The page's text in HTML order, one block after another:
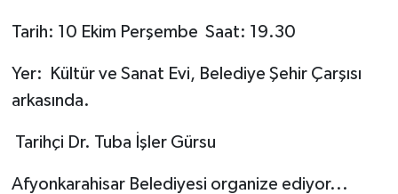
Tarih: 10 Ekim Perşembe Saat: 19.30
Yer: Kültür ve Sanat Evi, Belediye Şehir Çarşısı
arkasında.
Tarihçi Dr. Tuba İşler Gürsu
Afyonkarahisar Belediyesi organize ediyor...